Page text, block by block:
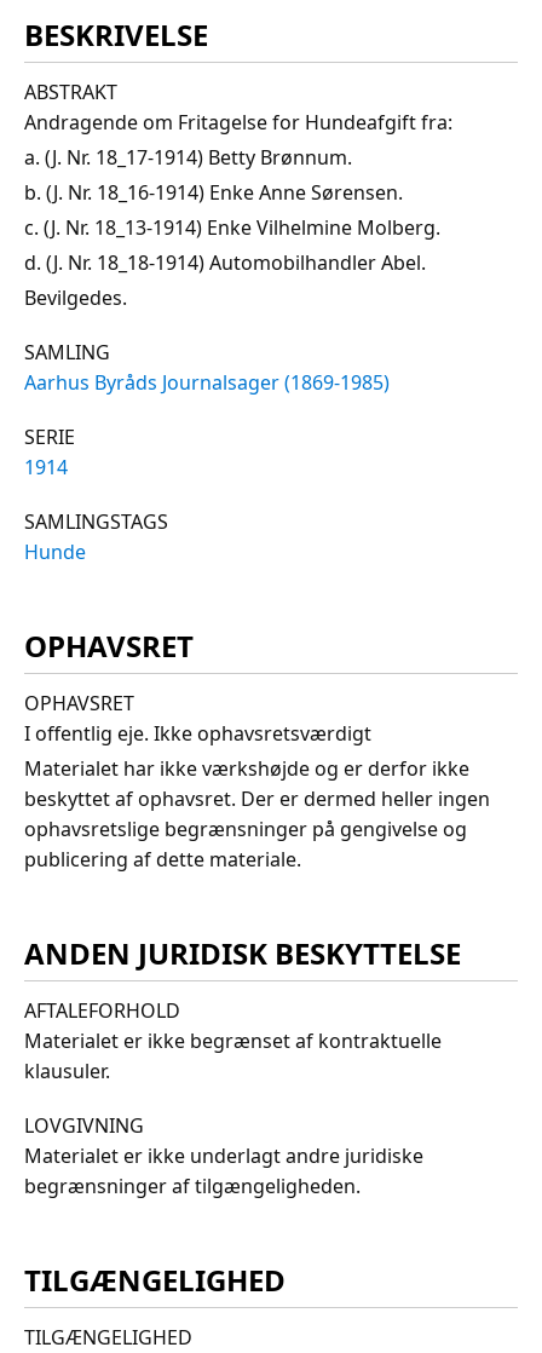
BESKRIVELSE
ABSTRAKT
Andragende om Fritagelse for Hundeafgift fra:
a. (J. Nr. 18_17-1914) Betty Brønnum.
b. (J. Nr. 18_16-1914) Enke Anne Sørensen.
c. (J. Nr. 18_13-1914) Enke Vilhelmine Molberg.
d. (J. Nr. 18_18-1914) Automobilhandler Abel.
Bevilgedes.
SAMLING
Aarhus Byråds Journalsager (1869-1985)
SERIE
1914
SAMLINGSTAGS
Hunde
OPHAVSRET
OPHAVSRET
I offentlig eje. Ikke ophavsretsværdigt
Materialet har ikke værkshøjde og er derfor ikke
beskyttet af ophavsret. Der er dermed heller ingen
ophavsretslige begrænsninger på gengivelse og
publicering af dette materiale.
ANDEN JURIDISK BESKYTTELSE
AFTALEFORHOLD
Materialet er ikke begrænset af kontraktuelle
klausuler.
LOVGIVNING
Materialet er ikke underlagt andre juridiske
begrænsninger af tilgængeligheden.
TILGÆNGELIGHED
TILGÆNGELIGHED